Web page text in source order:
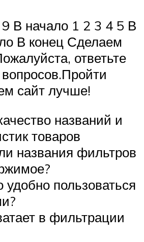
В начало 1 2 3 4 5 В
В конец Сделаем
ответьте
сайт лучше!
названий и
товаров
названия фильтров
удобно пользоваться
в фильтрации